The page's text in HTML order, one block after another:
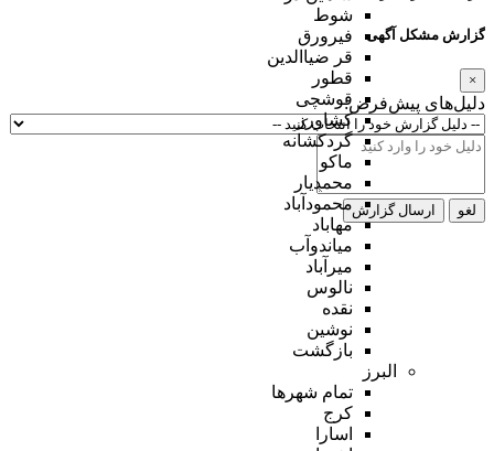
شوط
فیرورق
قر ضیاالدین
قطور
قوشچی
کشاورز
گردکشانه
ماکو
محمدیار
محمودآباد
مهاباد
میاندوآب
میرآباد
نالوس
نقده
نوشین
بازگشت
البرز
تمام شهر‌ها
کرج
اسارا
گزارش مشکل آگهی
×
دلیل‌های پیش‌فرض:
لغو ارسال گزارش